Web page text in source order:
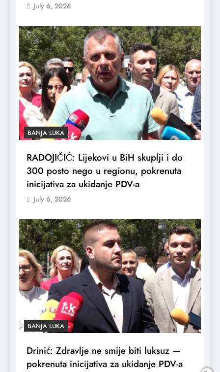
July 6, 2026
BANJA LUKA
RADOJIČIĆ: Lijekovi u BiH skuplji i do
300 posto nego u regionu, pokrenuta
inicijativa za ukidanje PDV-a
July 6, 2026
BANJA LUKA
Drinić: Zdravlje ne smije biti luksuz —
pokrenuta inicijativa za ukidanje PDV-a